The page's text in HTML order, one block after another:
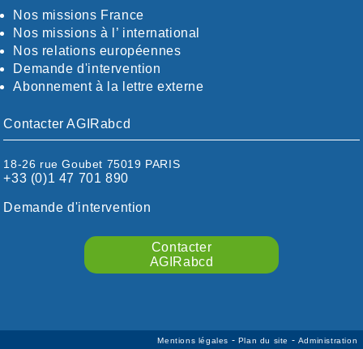
CÖTES-D'ARMOR
DORDOGNE
DRÖME / ARDÈCHE
ESSONNE
EURE-ET-LOIR
FINISTÈRE
HAUTES-PYRÉNÉES
HÉRAULT
ILLE ET VILAINE
LOIRE / OCÉAN
MANCHE
Nos missions France
Nos missions à l’ international
Nos relations européennes
Demande d'intervention
Abonnement à la lettre externe
Contacter AGIRabcd
18-26 rue Goubet 75019 PARIS
+33 (0)1 47 701 890
Demande d'intervention
Contacter
AGIRabcd
Mentions légales - Plan du site - Administration